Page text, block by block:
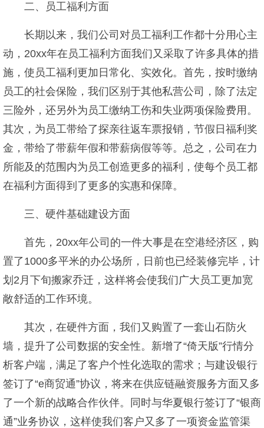
二、员工福利方面
长期以来，我们公司对员工福利工作都十分用心主
动，20xx年在员工福利方面我们又采取了许多具体的措
施，使员工福利更加日常化、实效化。首先，按时缴纳
员工的社会保险，我们区别于其他私营公司，除了法定
三险外，还另外为员工缴纳工伤和失业两项保险费用。
其次，为员工带给了探亲往返车票报销，节假日福利奖
金，带给了带薪年假和带薪病假等等。总之，公司在力
所能及的范围内为员工创造更多的福利，使每个员工都
在福利方面得到了更多的实惠和保障。
三、硬件基础建设方面
首先，20xx年公司的一件大事是在空港经济区，购
置了1000多平米的办公场所，日前也已经装修完毕，计
划2月下旬搬家乔迁，这样将会使我们广大员工更加宽
敞舒适的工作环境。
其次，在硬件方面，我们又购置了一套山石防火
墙，提升了公司数据的安全性。新增了“倚天版”行情分
析客户端，满足了客户个性化选取的需求；与建设银行
签订了“e商贸通”协议，将来在供应链融资服务方面又多
了一个新的战略合作伙伴。同时与华夏银行签订了“银商
通”业务协议，这样使我们客户又多了一项资金监管渠